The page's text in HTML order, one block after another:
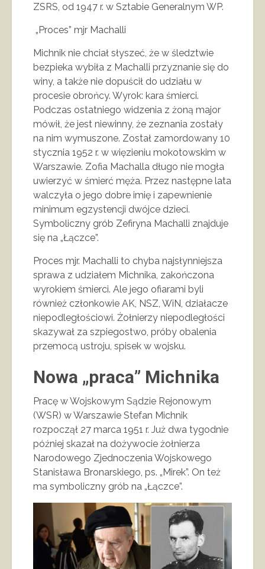
ZSRS, od 1947 r. w Sztabie Generalnym WP.
„Proces” mjr Machalli
Michnik nie chciał słyszeć, że w śledztwie
bezpieka wybiła z Machalli przyznanie się do
winy, a także nie dopuścił do udziału w
procesie obrońcy. Wyrok: kara śmierci.
Podczas ostatniego widzenia z żoną major
mówił, że jest niewinny, że zeznania zostały
na nim wymuszone. Został zamordowany 10
stycznia 1952 r. w więzieniu mokotowskim w
Warszawie. Zofia Machalla długo nie mogła
uwierzyć w śmierć męża. Przez następne lata
walczyła o jego dobre imię i zapewnienie
minimum egzystencji dwójce dzieci.
Symboliczny grób Zefiryna Machalli znajduje
się na „Łączce”.
Proces mjr. Machalli to chyba najsłynniejsza
sprawa z udziałem Michnika, zakończona
wyrokiem śmierci. Ale jego ofiarami byli
również członkowie AK, NSZ, WiN, działacze
niepodległościowi. Żołnierzy niepodległości
skazywał za szpiegostwo, próby obalenia
przemocą ustroju, spisek w wojsku.
Nowa „praca” Michnika
Pracę w Wojskowym Sądzie Rejonowym
(WSR) w Warszawie Stefan Michnik
rozpoczął 27 marca 1951 r. Już dwa tygodnie
później skazał na dożywocie żołnierza
Narodowego Zjednoczenia Wojskowego
Stanisława Bronarskiego, ps. „Mirek”. On też
ma symboliczny grób na „Łączce”.